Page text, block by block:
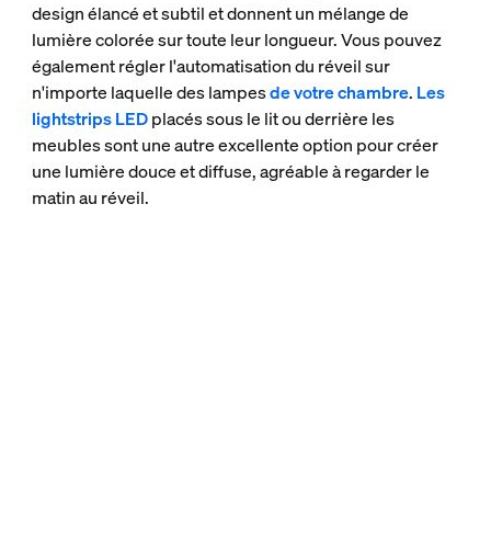
design élancé et subtil et donnent un mélange de
lumière colorée sur toute leur longueur. Vous pouvez
également régler l'automatisation du réveil sur
n'importe laquelle des lampesde votre chambre. Les
lightstrips LEDplacés sous le lit ou derrière les
meubles sont une autre excellente option pour créer
une lumière douce et diffuse, agréable à regarder le
matin au réveil.